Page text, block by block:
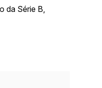
da Série B,